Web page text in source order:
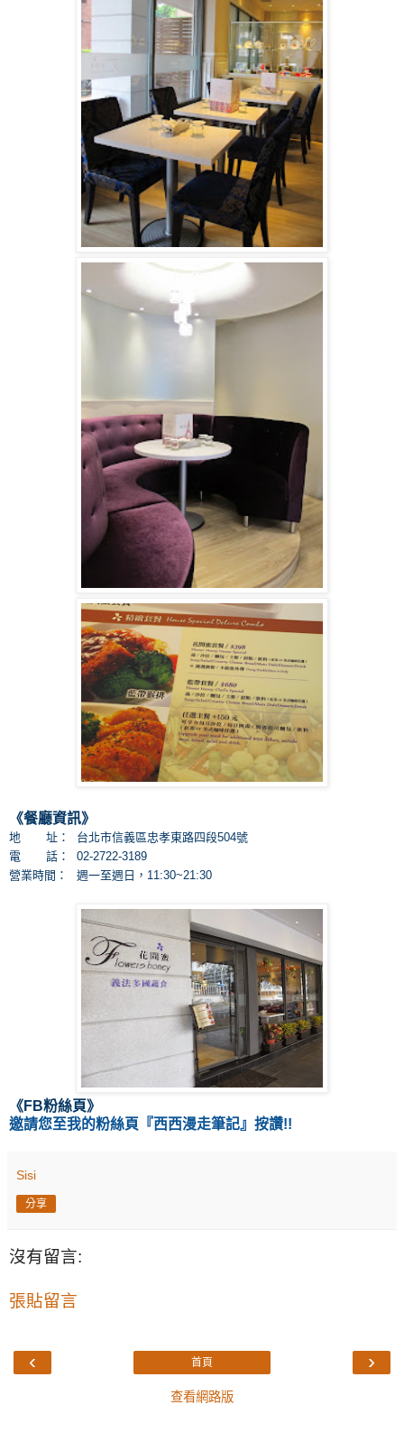
《餐廳資訊》
地 址：
台北市信義區忠孝東路四段504號
電 話：
02-2722-3189
營業時間：
週一至週日，11:30~21:30
《FB粉絲頁》
邀請您至我的粉絲頁
『西西漫走筆記』按讚!!
Sisi
分享
沒有留言:
張貼留言
‹ ›
首頁
查看網路版